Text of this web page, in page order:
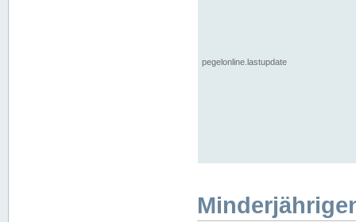
pegelonline.lastupdate